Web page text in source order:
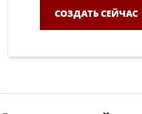
СОЗДАТЬ СЕЙЧАС